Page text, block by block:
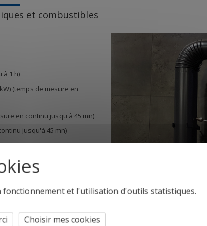
et combustibles
1 h)
(temps de mesure en
en continu jusqu'à 45 mn)
jusqu'à 45 mn)
et l'utilisation d'outils statistiques.
Choisir mes cookies